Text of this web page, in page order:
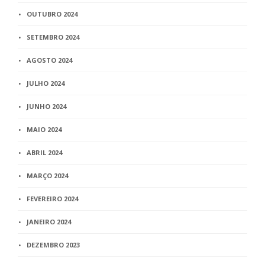
OUTUBRO 2024
SETEMBRO 2024
AGOSTO 2024
JULHO 2024
JUNHO 2024
MAIO 2024
ABRIL 2024
MARÇO 2024
FEVEREIRO 2024
JANEIRO 2024
DEZEMBRO 2023